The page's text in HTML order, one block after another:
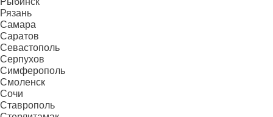
Рязань
Самара
Саратов
Севастополь
Серпухов
Симферополь
Смоленск
Сочи
Ставрополь